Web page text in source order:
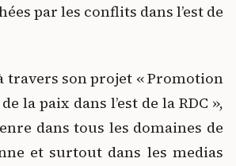
par les conflits dans l’est de
travers son projet « Promotion
la paix dans l’est de la RDC »,
dans tous les domaines de
et surtout dans les medias